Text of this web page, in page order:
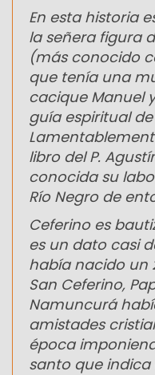
En esta historia
la señera figura
(más conocido
que tenía una
cacique Manuel
guía espiritual
libro del P.
conocida su
Río Negro de
Ceferino es
es un dato casi
había nacido un
San Ceferino,
Namuncurá
amistades
época
santo que